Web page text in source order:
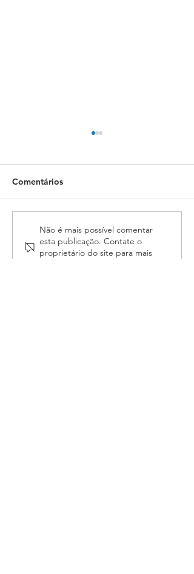
Prazo para inscrição
para eleição da
Fenassojaf termina nesta
Comentários
Não é mais possível comentar
esta publicação. Contate o
proprietário do site para mais